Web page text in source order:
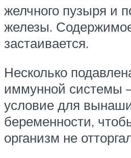
желчного пузыря и
железы.
застаивается.
Несколько
иммунной системы
условие для
беременности,
организм не